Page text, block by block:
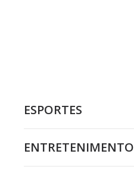
ESPORTES
ENTRETENIMENTO